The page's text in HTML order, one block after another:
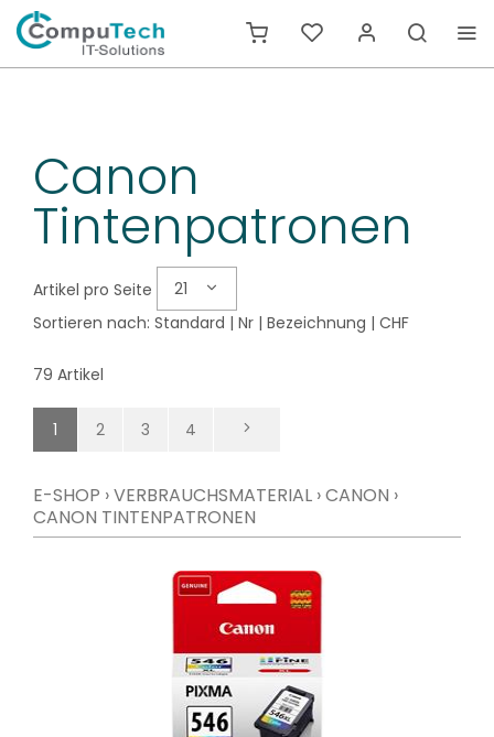
Canon
Tintenpatronen
Artikel pro Seite
21
Sortieren nach: Standard | Nr | Bezeichnung | CHF
79 Artikel
1 2 3 4
E-SHOP ›VERBRAUCHSMATERIAL ›CANON ›
CANON TINTENPATRONEN